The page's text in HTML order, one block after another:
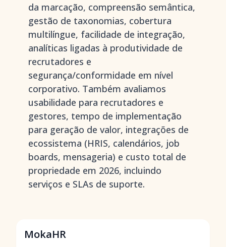
da marcação, compreensão semântica,
gestão de taxonomias, cobertura
multilíngue, facilidade de integração,
analíticas ligadas à produtividade de
recrutadores e
segurança/conformidade em nível
corporativo. Também avaliamos
usabilidade para recrutadores e
gestores, tempo de implementação
para geração de valor, integrações de
ecossistema (HRIS, calendários, job
boards, mensageria) e custo total de
propriedade em 2026, incluindo
serviços e SLAs de suporte.
MokaHR